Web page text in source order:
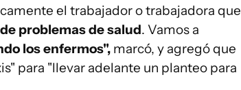
el trabajador o trabajadora que
problemas de salud. Vamos a
los enfermos", marcó, y agregó que
para "llevar adelante un planteo para